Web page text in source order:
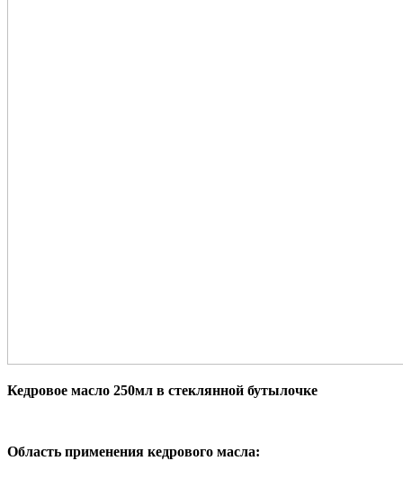
Кедровое масло 250мл в стеклянной бутылочке
Область применения кедрового масла: